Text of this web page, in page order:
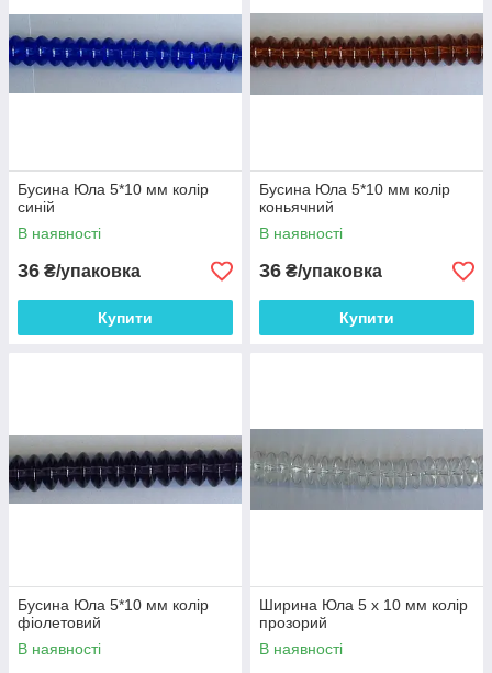
Бусина Юла 5*10 мм колір
синій
В наявності
36 ₴/упаковка
Купити
Бусина Юла 5*10 мм колір
коньячний
В наявності
36 ₴/упаковка
Купити
Бусина Юла 5*10 мм колір
фіолетовий
В наявності
Ширина Юла 5 х 10 мм колір
прозорий
В наявності